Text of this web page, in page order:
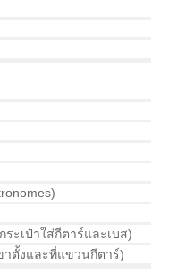
ระเป๋าใส่กีตาร์และเบส)
าตั้งและที่แขวนกีตาร์)